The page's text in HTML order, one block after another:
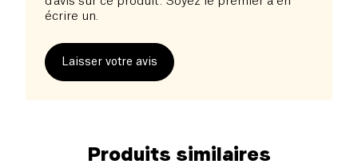
écrire un.
Laisser votre avis
Produits similaires